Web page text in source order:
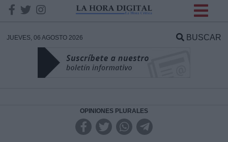
JUEVES, 06 AGOSTO 2026 BUSCAR
OPINIONES PLURALES
DATOS
Responsable: